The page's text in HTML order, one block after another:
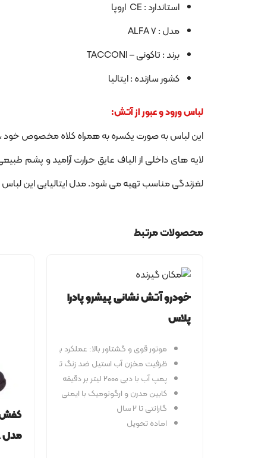
استاندارد : CE اروپا
مدل : ALFA 7
برند : تاکونی – TACCONI
کشور سازنده : ایتالیا
لباس ورود و عبور از آتش:
لغزندگی مناسب تهیه می شود. مدل ایتالیایی این لباس ALFA7 مارک (ST PROTEC (TACCONI ایتالیا و دارای تائیدیه استاندارد CE می باشد.
محصولات مرتبط
خودرو آتش نشانی پیشرو پادرا
پلاس
موتور قوی و گشتاور بالا: عملکرد بهینه در شرایط سخت
ظرفیت مخزن آب استیل ضد زنگ تا ۱۰۰۰ لیتر
پمپ آب با دبی ۲۰۰۰ لیتر بر دقیقه
کابین مدرن و ارگونومیک با ایمنی بالا
گارانتی تا 2 سال
اماده تحویل
مدل Shovel F2A